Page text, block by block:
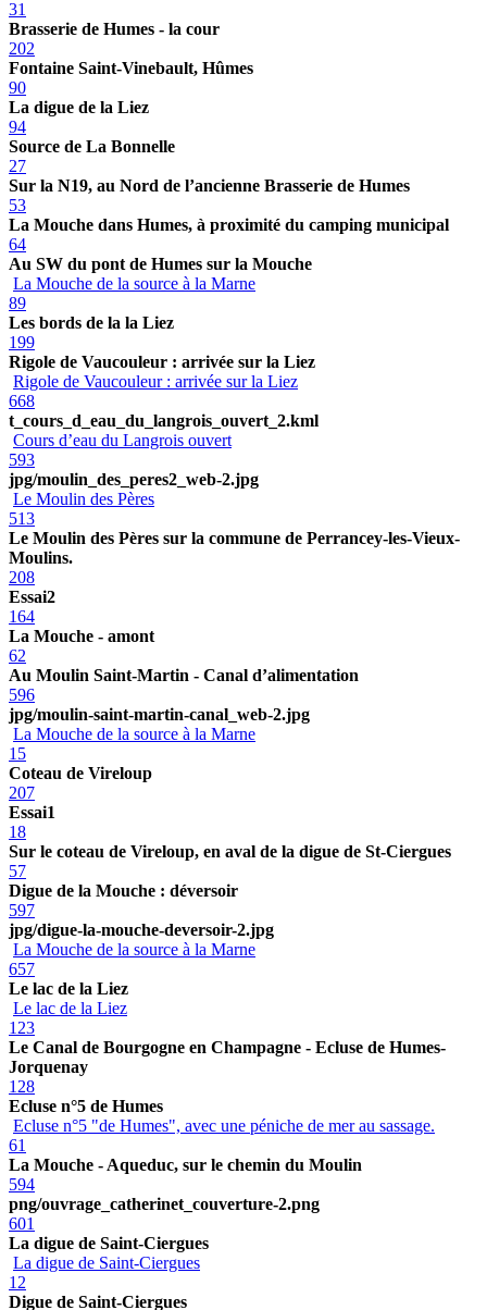
31
Brasserie de Humes - la cour
202
Fontaine Saint-Vinebault, Hûmes
90
La digue de la Liez
94
Source de La Bonnelle
27
Sur la N19, au Nord de l’ancienne Brasserie de Humes
53
La Mouche dans Humes, à proximité du camping municipal
64
Au SW du pont de Humes sur la Mouche
La Mouche de la source à la Marne
89
Les bords de la la Liez
199
Rigole de Vaucouleur : arrivée sur la Liez
Rigole de Vaucouleur : arrivée sur la Liez
668
t_cours_d_eau_du_langrois_ouvert_2.kml
Cours d’eau du Langrois ouvert
593
jpg/moulin_des_peres2_web-2.jpg
Le Moulin des Pères
513
Le Moulin des Pères sur la commune de Perrancey-les-Vieux-
Moulins.
208
Essai2
164
La Mouche - amont
62
Au Moulin Saint-Martin - Canal d’alimentation
596
jpg/moulin-saint-martin-canal_web-2.jpg
La Mouche de la source à la Marne
15
Coteau de Vireloup
207
Essai1
18
Sur le coteau de Vireloup, en aval de la digue de St-Ciergues
57
Digue de la Mouche : déversoir
597
jpg/digue-la-mouche-deversoir-2.jpg
La Mouche de la source à la Marne
657
Le lac de la Liez
Le lac de la Liez
123
Le Canal de Bourgogne en Champagne - Ecluse de Humes-
Jorquenay
128
Ecluse n°5 de Humes
Ecluse n°5 "de Humes", avec une péniche de mer au sassage.
61
La Mouche - Aqueduc, sur le chemin du Moulin
594
png/ouvrage_catherinet_couverture-2.png
601
La digue de Saint-Ciergues
La digue de Saint-Ciergues
12
Digue de Saint-Ciergues